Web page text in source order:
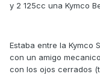
y 2 125cc una Kymco
Estaba entre la Kymco
con un amigo
con los ojos cerrados